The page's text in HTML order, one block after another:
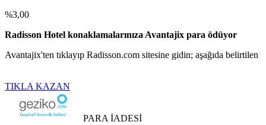
%3,00
Radisson Hotel konaklamalarınıza Avantajix para ödüyor
Avantajix'ten tıklayıp Radisson.com sitesine gidin; aşağıda belirtilen
TIKLA KAZAN
PARA İADESİ